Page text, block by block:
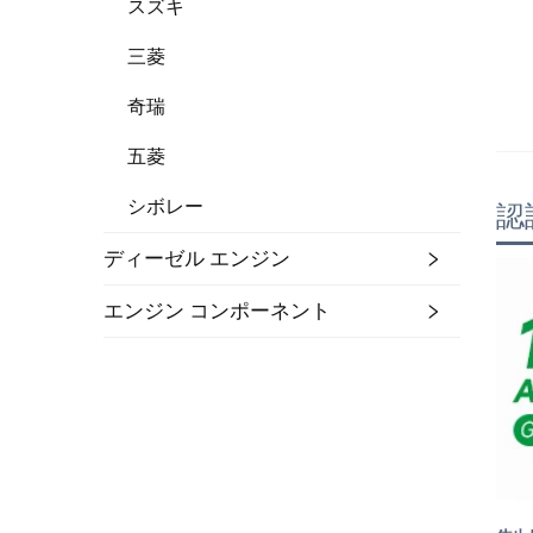
スズキ
三菱
奇瑞
五菱
シボレー
ディーゼル エンジン
エンジン コンポーネント
認